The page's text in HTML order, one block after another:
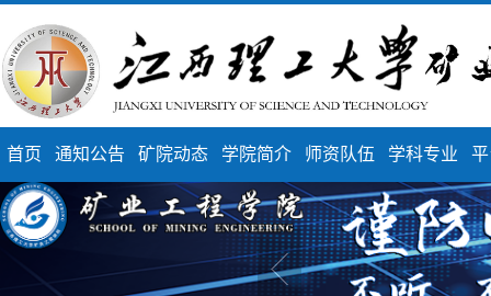
首页 通知公告 矿院动态 学院简介 师资队伍 学科专业